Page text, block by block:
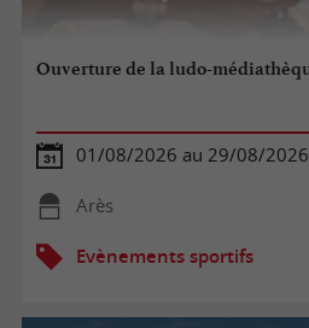
Ouverture de la ludo-
01/08/2026 au 29/08/2026
Arès
Evènements sportifs